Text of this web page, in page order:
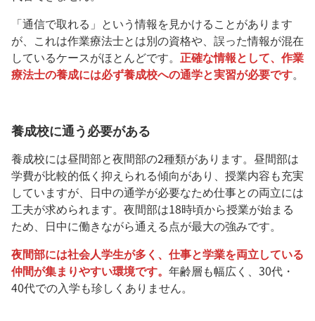
「通信で取れる」という情報を見かけることがあります
が、これは作業療法士とは別の資格や、誤った情報が混在
しているケースがほとんどです。 正確な情報として、作業
療法士の養成には必ず養成校への通学と実習が必要です。
養成校に通う必要がある
養成校には昼間部と夜間部の2種類があります。昼間部は
学費が比較的低く抑えられる傾向があり、授業内容も充実
していますが、日中の通学が必要なため仕事との両立には
工夫が求められます。夜間部は18時頃から授業が始まる
ため、日中に働きながら通える点が最大の強みです。
夜間部には社会人学生が多く、仕事と学業を両立している
仲間が集まりやすい環境です。 年齢層も幅広く、30代・
40代での入学も珍しくありません。